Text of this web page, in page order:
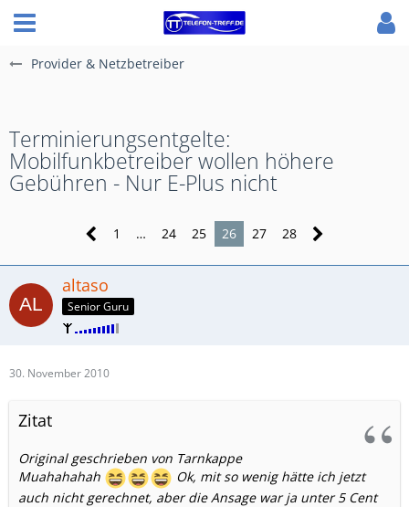
Provider & Netzbetreiber
Terminierungsentgelte:
Mobilfunkbetreiber wollen höhere
Gebühren - Nur E-Plus nicht
1 … 24 25 26 27 28
altaso
Senior Guru
30. November 2010
Zitat
Original geschrieben von Tarnkappe
Muahahahah
Ok, mit so wenig hätte ich jetzt
auch nicht gerechnet, aber die Ansage war ja unter 5 Cent